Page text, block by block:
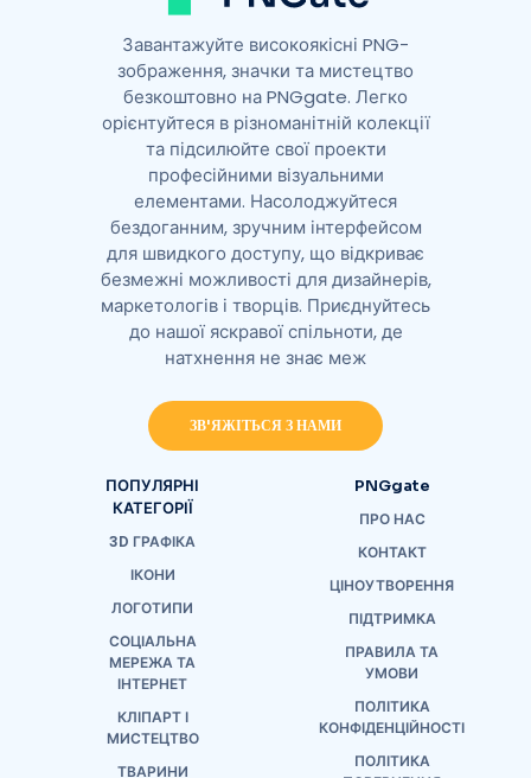
Завантажуйте високоякісні PNG-
зображення, значки та мистецтво
безкоштовно на PNGgate. Легко
орієнтуйтеся в різноманітній колекції
та підсилюйте свої проекти
професійними візуальними
елементами. Насолоджуйтеся
бездоганним, зручним інтерфейсом
для швидкого доступу, що відкриває
безмежні можливості для дизайнерів,
маркетологів і творців. Приєднуйтесь
до нашої яскравої спільноти, де
натхнення не знає меж
ЗВ'ЯЖІТЬСЯ З НАМИ
ПОПУЛЯРНІ
КАТЕГОРІЇ
3D ГРАФІКА
ІКОНИ
ЛОГОТИПИ
СОЦІАЛЬНА
МЕРЕЖА ТА
ІНТЕРНЕТ
КЛІПАРТ І
МИСТЕЦТВО
ТВАРИНИ
PNGgate
ПРО НАС
КОНТАКТ
ЦІНОУТВОРЕННЯ
ПІДТРИМКА
ПРАВИЛА ТА
УМОВИ
ПОЛІТИКА
КОНФІДЕНЦІЙНОСТІ
ПОЛІТИКА